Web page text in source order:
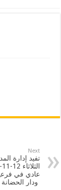
Next
تفيد إدارة
عادي في